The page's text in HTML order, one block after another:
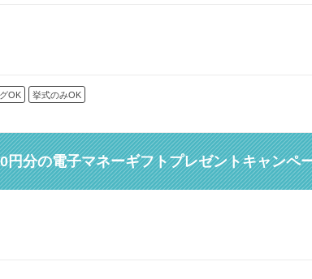
OK 挙式のみOK
円分の電子マネーギフトプレゼントキャンペ